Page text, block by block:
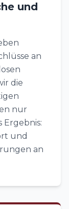
und
an
die
nur
Ergebnis:
und
an